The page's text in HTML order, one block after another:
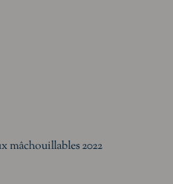
mâchouillables 2022